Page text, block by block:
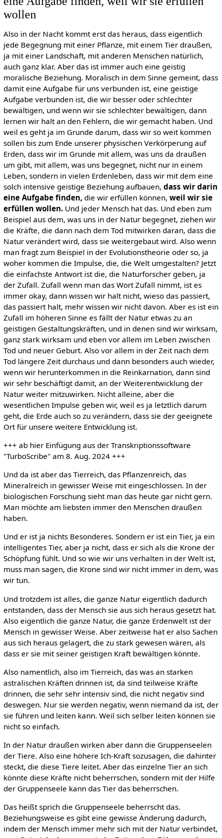
wollen
Also in der Nacht kommt erst das heraus, dass eigentlich
jede Begegnung mit einer Pflanze, mit einem Tier draußen,
ja mit einer Landschaft, mit anderen Menschen natürlich,
auch ganz klar. Aber das ist immer auch eine geistig
moralische Beziehung. Moralisch in dem Sinne gemeint, dass
damit eine Aufgabe für uns verbunden ist, eine geistige
Aufgabe verbunden ist, die wir besser oder schlechter
bewältigen, und wenn wir sie schlechter bewältigen, dann
lernen wir halt an den Fehlern, die wir gemacht haben. Und
weil es geht ja im Grunde darum, dass wir so weit kommen
sollen bis zum Ende unserer physischen Verkörperung auf
Erden, dass wir im Grunde mit allem, was uns da draußen
um gibt, mit allem, was uns begegnet, nicht nur in einem
Leben, sondern in vielen Erdenleben, dass wir mit dem eine
solch intensive geistige Beziehung aufbauen, dass wir darin
eine Aufgabe finden,die wir erfüllen können, weil wir sie
erfüllen wollen.Und jeder Mensch hat das. Und eben zum
Beispiel aus dem, was uns in der Natur begegnet, ziehen wir
die Kräfte, die dann nach dem Tod mitwirken daran, dass die
Natur verändert wird, dass sie weitergebaut wird. Also wenn
man fragt zum Beispiel in der Evolutionstheorie oder so, ja
woher kommen die Impulse, die, die Welt umgestalten? Jetzt
die einfachste Antwort ist die, die Naturforscher geben, ja
der Zufall. Zufall wenn man das Wort Zufall nimmt, ist es
immer okay, dann wissen wir halt nicht, wieso das passiert,
das passiert halt, mehr wissen wir nicht davon. Aber es ist ein
Zufall im höheren Sinne es fällt der Natur etwas zu an
geistigen Gestaltungskräften, und in denen sind wir wirksam,
ganz stark wirksam und eben vor allem im Leben zwischen
Tod und neuer Geburt. Also vor allem in der Zeit nach dem
Tod längere Zeit durchaus und dann besonders auch wieder,
wenn wir herunterkommen in die Reinkarnation, dann sind
wir sehr beschäftigt damit, an der Weiterentwicklung der
Natur weiter mitzuwirken. Nicht alleine, aber die
wesentlichen Impulse geben wir, weil es ja letztlich darum
geht, die Erde auch so zu verändern, dass sie der geeignete
Ort für unsere weitere Entwicklung ist.
+++ ab hier Einfügung aus der Transkriptionssoftware
"TurboScribe" am 8. Aug. 2024 +++
Und da ist aber das Tierreich, das Pflanzenreich, das
Mineralreich in gewisser Weise mit eingeschlossen. In der
biologischen Forschung sieht man das heute gar nicht gern.
Man möchte am liebsten immer den Menschen draußen
haben.
Und er ist ja nichts Besonderes. Sondern er ist ein Tier, ja ein
intelligentes Tier, aber ja nicht, dass er sich als die Krone der
Schöpfung fühlt. Und so wie wir uns verhalten in der Welt ist,
muss man sagen, die Krone sind wir nicht immer in dem, was
wir tun.
Und trotzdem ist alles, die ganze Natur eigentlich dadurch
entstanden, dass der Mensch sie aus sich heraus gesetzt hat.
Also eigentlich die ganze Natur, die ganze Erdenwelt ist der
Mensch in gewisser Weise. Aber zeitweise hat er also Sachen
aus sich heraus gelagert, die zu stark gewesen wären, als
dass er sie mit seiner geistigen Kraft bewältigen könnte.
Also namentlich, also im Tierreich, das was an starken
astralischen Kräften drinnen ist, da sind teilweise Kräfte
drinnen, die sehr sehr intensiv sind, die nicht negativ sind
deswegen. Nur sie werden negativ, wenn niemand da ist, der
sie führen und leiten kann. Weil sich selber leiten können sie
nicht so einfach.
In der Natur draußen wirken aber dann die Gruppenseelen
der Tiere. Also eine höhere Ich-Kraft sozusagen, die dahinter
steckt, die diese Tiere leitet. Aber das einzelne Tier an sich
könnte diese Kräfte nicht beherrschen, sondern mit der Hilfe
der Gruppenseele kann das Tier das beherrschen.
Das heißt sprich die Gruppenseele beherrscht das.
Beziehungsweise es gibt eine gewisse Änderung dadurch,
indem der Mensch immer mehr sich mit der Natur verbindet,